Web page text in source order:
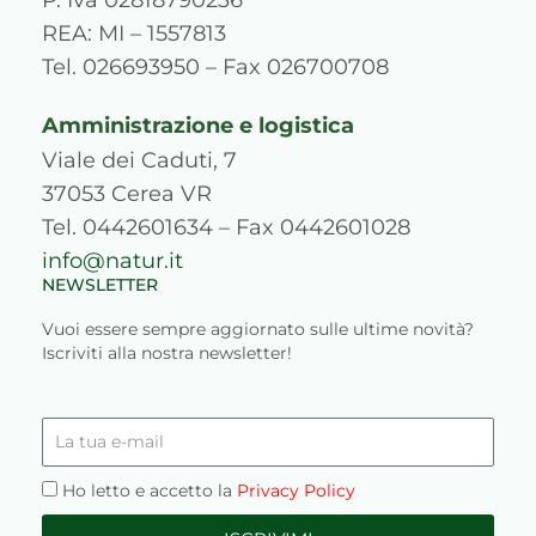
a
m
k
s
REA: MI – 1557813
Tel. 026693950 – Fax 026700708
Amministrazione e logistica
Viale dei Caduti, 7
37053 Cerea VR
Tel. 0442601634 – Fax 0442601028
info@natur.it
NEWSLETTER
Vuoi essere sempre aggiornato sulle ultime novità?
Iscriviti alla nostra newsletter!
tua
mail
Privacy
Ho letto e accetto la Privacy Policy